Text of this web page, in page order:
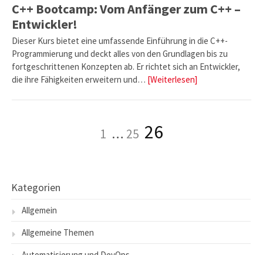
C++ Bootcamp: Vom Anfänger zum C++ –
Entwickler!
Dieser Kurs bietet eine umfassende Einführung in die C++-
Programmierung und deckt alles von den Grundlagen bis zu
fortgeschrittenen Konzepten ab. Er richtet sich an Entwickler,
die ihre Fähigkeiten erweitern und… [Weiterlesen]
Seitennummerierung
Beiträge
Seite
1 … Seite
25 Seite
26
Kategorien
Allgemein
Allgemeine Themen